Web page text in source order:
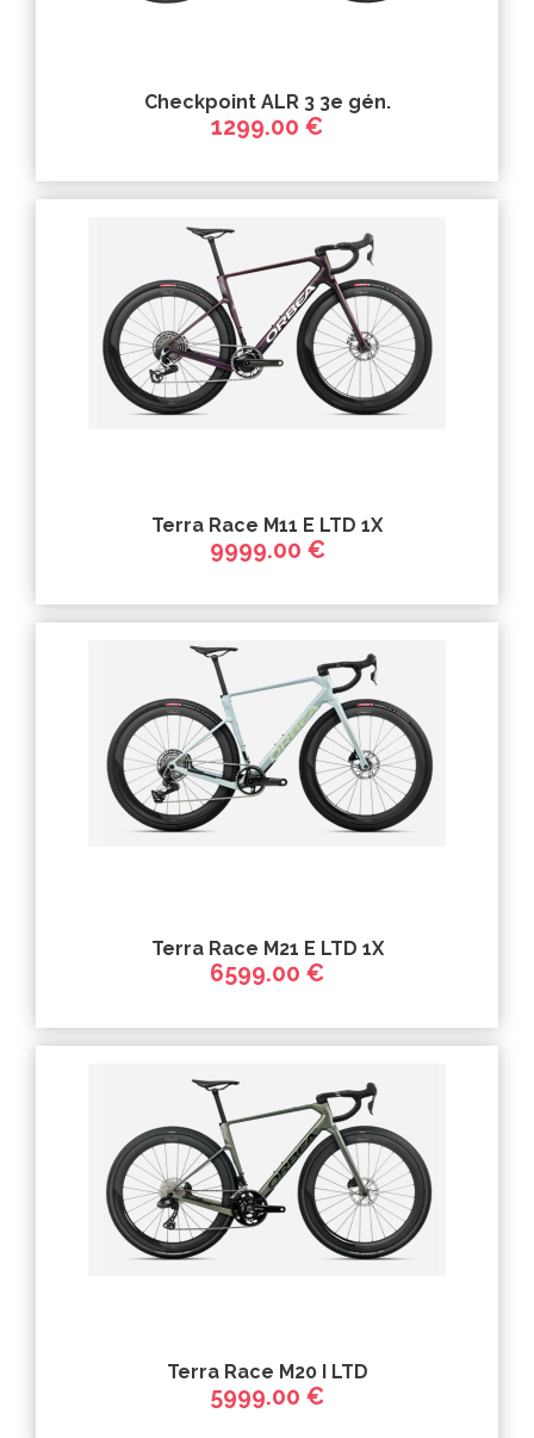
Checkpoint ALR 3 3e gén.
1299.00 €
Terra Race M11 E LTD 1X
9999.00 €
Terra Race M21 E LTD 1X
6599.00 €
Terra Race M20 I LTD
5999.00 €